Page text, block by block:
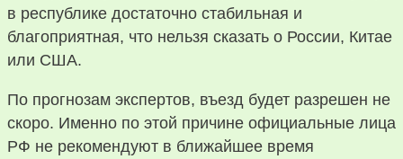
в республике достаточно стабильная и
благоприятная, что нельзя сказать о России, Китае
или США.
По прогнозам экспертов, въезд будет разрешен не
скоро. Именно по этой причине официальные лица
РФ не рекомендуют в ближайшее время